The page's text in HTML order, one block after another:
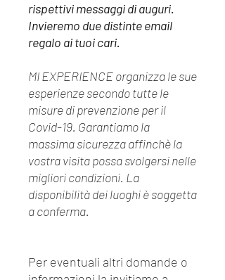
rispettivi messaggi di auguri.
Invieremo due distinte email
regalo ai tuoi cari.
MI EXPERIENCE organizza le sue
esperienze secondo tutte le
misure di prevenzione per il
Covid-19. Garantiamo la
massima sicurezza affinchè la
vostra visita possa svolgersi nelle
migliori condizioni. La
disponibilità dei luoghi è soggetta
a conferma.
Per eventuali altri domande o